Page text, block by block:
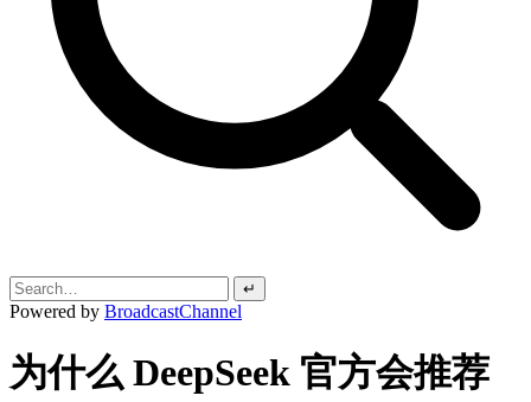
↵
Powered by BroadcastChannel
为什么 DeepSeek 官方会推荐